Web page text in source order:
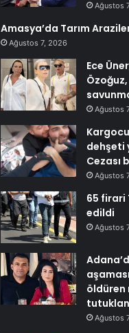
Ağustos
Amasya’da Tarım
Ağustos 7, 2026
Ece
Ağustos
dehşeti
Cezası
Ağustos
65 firari
edildi
Ağustos
öldüren
Ağustos